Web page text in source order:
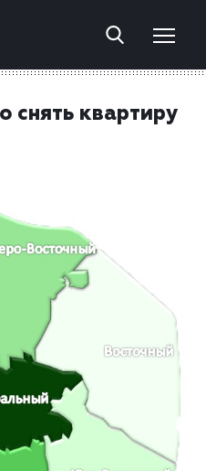
снять квартиру